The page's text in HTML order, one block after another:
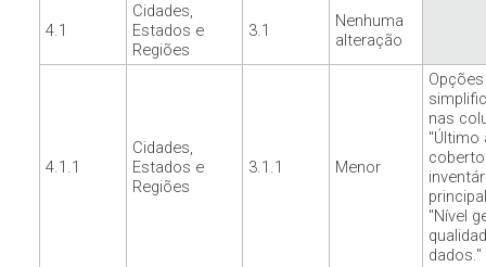
4.1
Cidades,
Estados e
Regiões
3.1
Nenhuma
alteração
4.1.1
Cidades,
Estados e
Regiões
3.1.1 Menor
Opções
nas
"Último
"Nível
dados."